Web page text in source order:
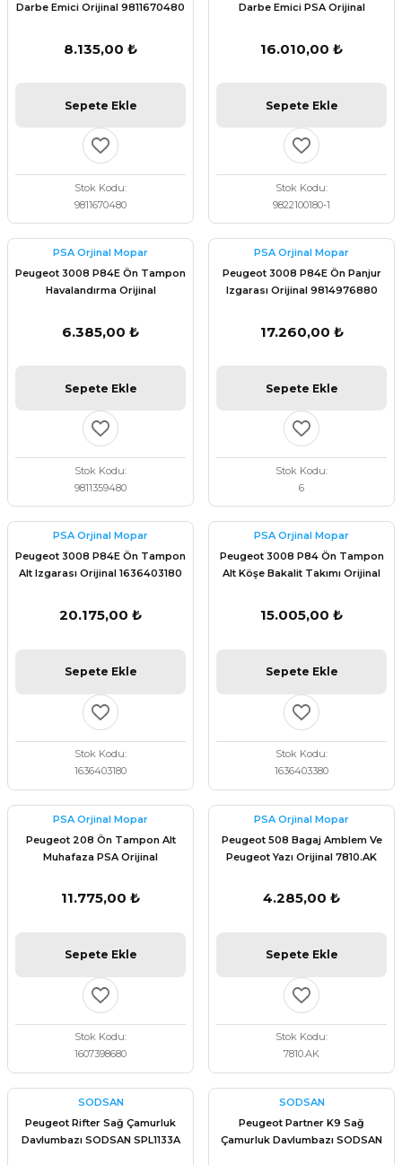
Darbe Emici Orijinal 9811670480
8.135,00 ₺
Sepete Ekle
Stok Kodu
9811670480
Darbe Emici PSA Orijinal
16.010,00 ₺
Sepete Ekle
Stok Kodu
9822100180-1
PSA Orjinal Mopar
Peugeot 3008 P84E Ön Tampon
Havalandırma Orijinal
6.385,00 ₺
Sepete Ekle
Stok Kodu
9811359480
PSA Orjinal Mopar
Peugeot 3008 P84E Ön Panjur
Izgarası Orijinal 9814976880
17.260,00 ₺
Sepete Ekle
Stok Kodu
6
PSA Orjinal Mopar
Peugeot 3008 P84E Ön Tampon
Alt Izgarası Orijinal 1636403180
20.175,00 ₺
Sepete Ekle
Stok Kodu
1636403180
PSA Orjinal Mopar
Peugeot 3008 P84 Ön Tampon
Alt Köşe Bakalit Takımı Orijinal
15.005,00 ₺
Sepete Ekle
Stok Kodu
1636403380
PSA Orjinal Mopar
Peugeot 208 Ön Tampon Alt
Muhafaza PSA Orijinal
11.775,00 ₺
Sepete Ekle
Stok Kodu
1607398680
PSA Orjinal Mopar
Peugeot 508 Bagaj Amblem Ve
Peugeot Yazı Orijinal 7810.AK
4.285,00 ₺
Sepete Ekle
Stok Kodu
7810.AK
SODSAN
Peugeot Rifter Sağ Çamurluk
Davlumbazı SODSAN SPL1133A
SODSAN
Peugeot Partner K9 Sağ
Çamurluk Davlumbazı SODSAN